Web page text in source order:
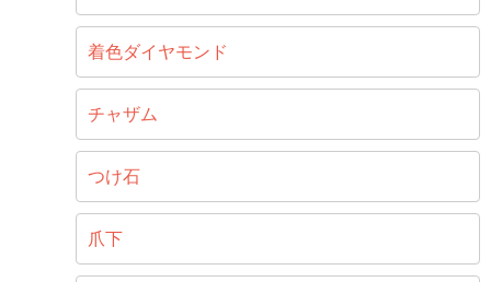
着色ダイヤモンド
チャザム
つけ石
爪下